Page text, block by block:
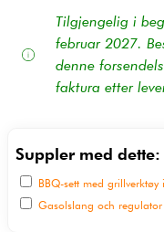
Tilgjengelig i
februar 2027.
denne
faktura etter
Suppler med dette:
BBQ-sett med
Gasolslang och